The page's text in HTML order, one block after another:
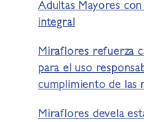
Adultas Mayores
integral
Miraflores refuerza
para el uso
cumplimiento de las
Miraflores devela